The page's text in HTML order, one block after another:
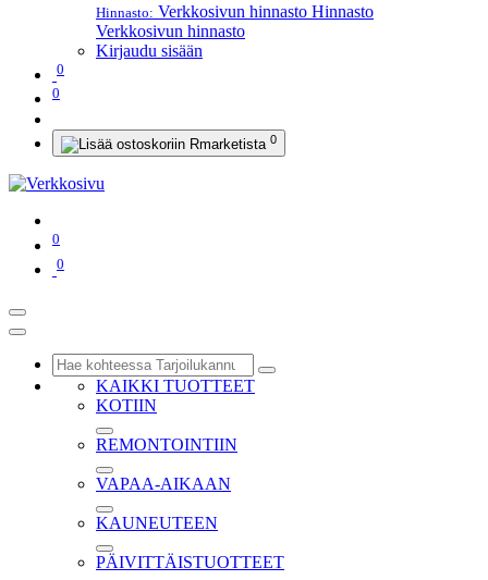
Hinnasto: Verkkosivun hinnasto Hinnasto
Verkkosivun hinnasto
Kirjaudu sisään
0
0
0
0
0
KAIKKI TUOTTEET
KOTIIN
REMONTOINTIIN
VAPAA-AIKAAN
KAUNEUTEEN
PÄIVITTÄISTUOTTEET